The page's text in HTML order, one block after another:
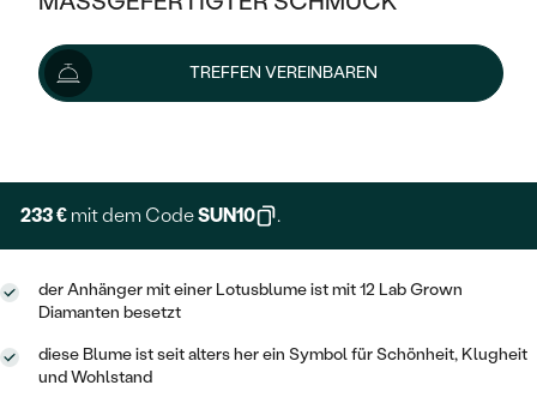
KLASSISCH
MEMOIRE
V-FORM
VINTAGE
AUSSERGEWÖHNLICHE
MIT MEHREREN DIAMANTEN
HALO
VINTAGE
AUSSERGEWÖHNLICH
AUSVERKAUF
WENN SCHMUCK HILFT
NACH TYP
OHRRINGE
RINGE
ANHÄNGER / KETTEN
PLATIN
OHRSTECKER
MINIMALISTISCHE
OHRHÄNGER
GOLD
SILBER
SOLITÄR
ZUR GEBURT EINES KINDES
AUSVERKAUF
GOLD
PLATIN
NACH STYL
TREFFEN VEREINBAREN
259 €
233 € mit dem CodeSUN10 .
der Anhänger mit einer Lotusblume ist mit 12 Lab Grown
Diamanten besetzt
diese Blume ist seit alters her ein Symbol für Schönheit, Klugheit
und Wohlstand